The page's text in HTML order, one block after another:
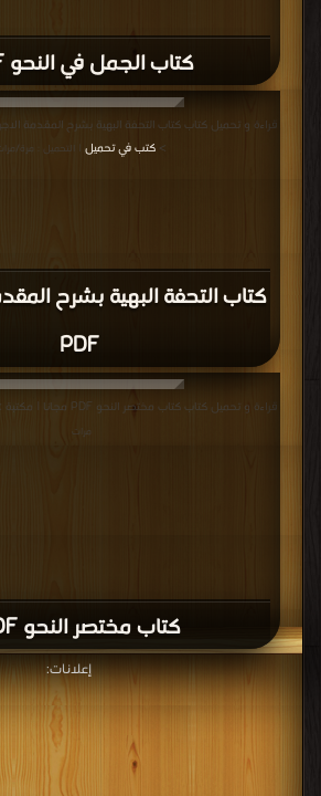
كتاب الجمل في النحو PDF
كتاب التحفة البهية بشرح
PDF
> كتب في تحميل | التحميل : مرة/
كتاب مختصر النحو PDF
قراءة و تحميل كتاب كتاب مختصر النحو PDF مجانا | مكتبة >
مرات
إعلانات: